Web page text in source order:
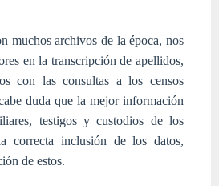
muchos archivos de la época, nos
en la transcripción de apellidos,
con las consultas a los censos
duda que la mejor información
testigos y custodios de los
correcta inclusión de los datos,
de estos.